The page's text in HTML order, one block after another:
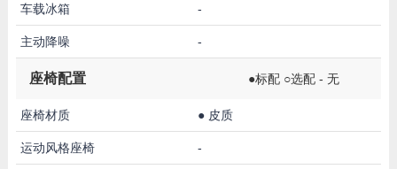
车载冰箱 -
主动降噪 -
座椅配置 ●标配 ○选配 - 无
座椅材质 ● 皮质
运动风格座椅 -